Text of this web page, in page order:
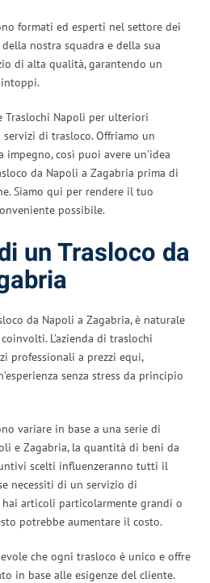
formati ed esperti nel settore dei
nostra squadra e della sua
di alta qualità, garantendo un
intoppi.
Napoli per ulteriori
di trasloco. Offriamo un
così puoi avere un’idea
da Napoli a Zagabria prima di
Siamo qui per rendere il tuo
possibile.
un Trasloco da
da Napoli a Zagabria, è naturale
L’azienda di traslochi
professionali a prezzi equi,
senza stress da principio
variare in base a una serie di
e Zagabria, la quantità di beni da
scelti influenzeranno tutti il
necessiti di un servizio di
articoli particolarmente grandi o
potrebbe aumentare il costo.
che ogni trasloco è unico e offre
in base alle esigenze del cliente.